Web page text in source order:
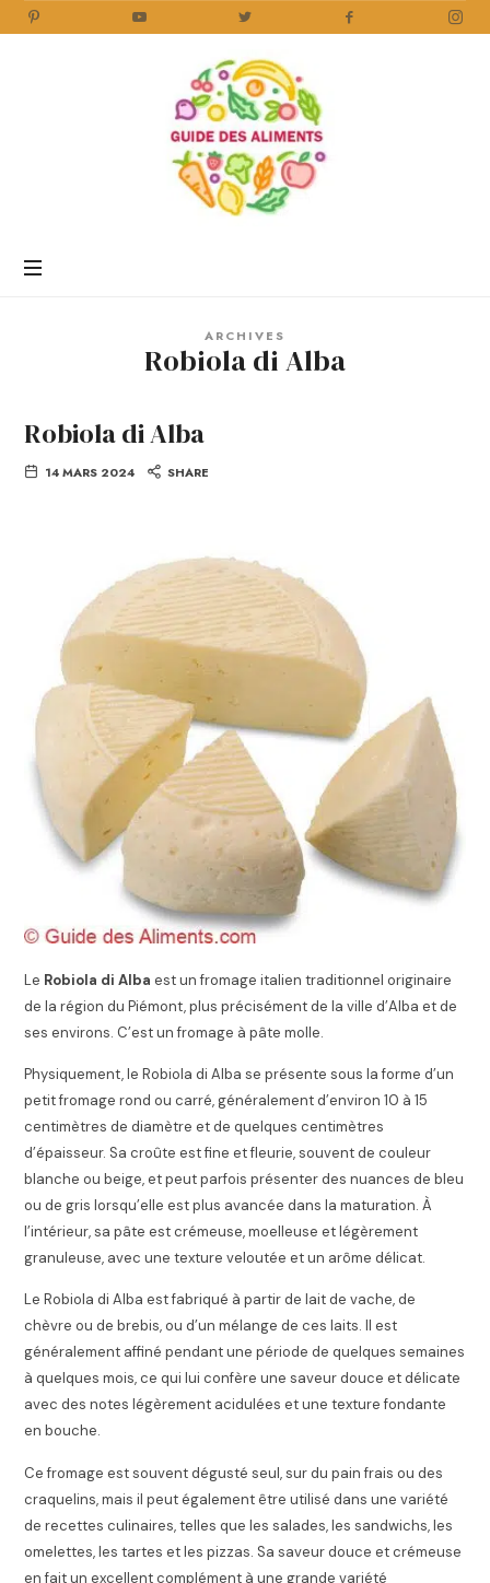
Aliments
ARCHIVES
Robiola di Alba
Robiola di Alba
14 MARS 2024 SHARE
Le Robiola di Alba est un fromage italien traditionnel originaire
de la région du Piémont, plus précisément de la ville d’Alba et de
ses environs. C’est un fromage à pâte molle.
Physiquement, le Robiola di Alba se présente sous la forme d’un
petit fromage rond ou carré, généralement d’environ 10 à 15
centimètres de diamètre et de quelques centimètres
d’épaisseur. Sa croûte est fine et fleurie, souvent de couleur
blanche ou beige, et peut parfois présenter des nuances de bleu
ou de gris lorsqu’elle est plus avancée dans la maturation. À
l’intérieur, sa pâte est crémeuse, moelleuse et légèrement
granuleuse, avec une texture veloutée et un arôme délicat.
Le Robiola di Alba est fabriqué à partir de lait de vache, de
chèvre ou de brebis, ou d’un mélange de ces laits. Il est
généralement affiné pendant une période de quelques semaines
à quelques mois, ce qui lui confère une saveur douce et délicate
avec des notes légèrement acidulées et une texture fondante
en bouche.
Ce fromage est souvent dégusté seul, sur du pain frais ou des
craquelins, mais il peut également être utilisé dans une variété
de recettes culinaires, telles que les salades, les sandwichs, les
omelettes, les tartes et les pizzas. Sa saveur douce et crémeuse
en fait un excellent complément à une grande variété